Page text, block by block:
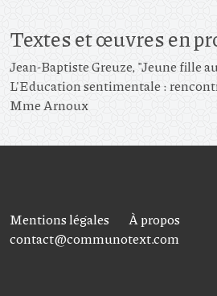
Textes et œuvres en
Jean-Baptiste Greuze, "Jeune fille
L'Education sentimentale :
Mme Arnoux
Mentions légales
À propos
contact@communotext.com